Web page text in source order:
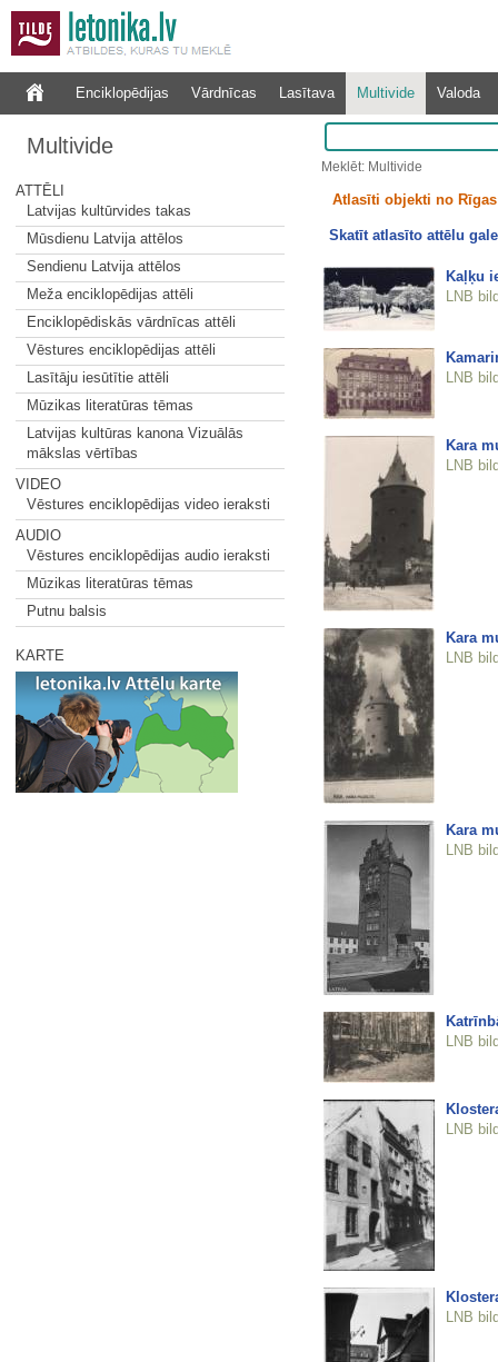
Enciklopēdijas Vārdnīcas Lasītava Multivide Valoda
Multivide
ATTĒLI
Latvijas kultūrvides takas
Mūsdienu Latvija attēlos
Sendienu Latvija attēlos
Meža enciklopēdijas attēli
Enciklopēdiskās vārdnīcas attēli
Vēstures enciklopēdijas attēli
Lasītāju iesūtītie attēli
Mūzikas literatūras tēmas
Latvijas kultūras kanona Vizuālās
mākslas vērtības
VIDEO
Vēstures enciklopēdijas video ieraksti
AUDIO
Vēstures enciklopēdijas audio ieraksti
Mūzikas literatūras tēmas
Putnu balsis
KARTE
Meklēt: Multivide
Atlasīti objekti no
Skatīt atlasīto attēlu
Kaļķu
LNB
LNB
Kara
LNB
Kara
LNB
Kara
LNB
LNB
LNB
LNB